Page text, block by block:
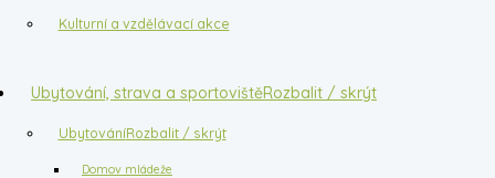
Kulturní a vzdělávací akce
Ubytování, strava a sportovištěRozbalit / skrýt
UbytováníRozbalit / skrýt
Domov mládeže